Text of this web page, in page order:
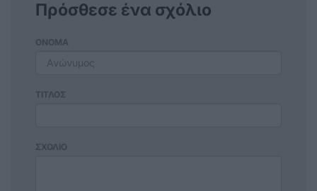
Πρόσθεσε ένα σχόλιο
ΟΝΟΜΑ
ΤΙΤΛΟΣ
ΣΧΟΛΙΟ